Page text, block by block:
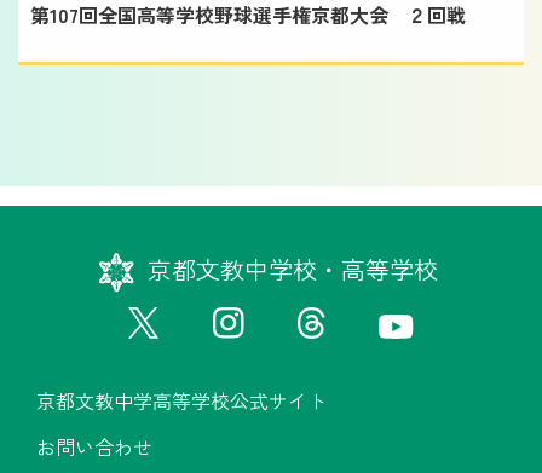
第107回全国高等学校野球選手権京都大会 ２回戦
京都文教中学校・高等学校
京都文教中学高等学校公式サイト
お問い合わせ